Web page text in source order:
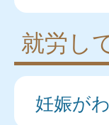
就労し
妊娠が